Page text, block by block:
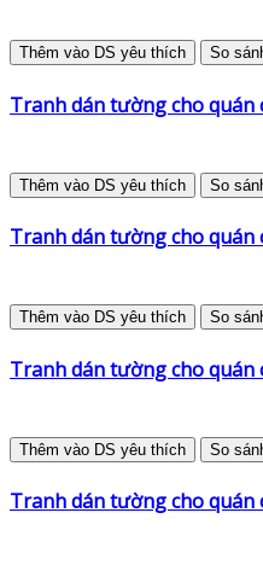
Thêm vào DS yêu thích So
Tranh dán tường cho quán
Thêm vào DS yêu thích So
Tranh dán tường cho quán
Thêm vào DS yêu thích So
Tranh dán tường cho quán
Thêm vào DS yêu thích So
Tranh dán tường cho quán